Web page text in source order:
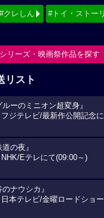
#クレしん #トイ・ストー
シリーズ・映画祭作品を探す
リスト
ルーのミニオン超変身』
ジテレビ/最新作公開記念
道の夜』
Eテレにて(09:00～)
のナウシカ』
本テレビ/金曜ロードショ